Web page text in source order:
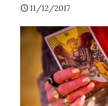
11/12/2017